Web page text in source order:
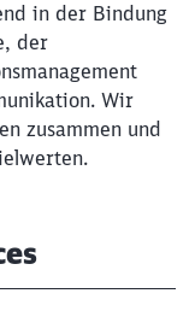
in der Bindung
der
Wir
zusammen und